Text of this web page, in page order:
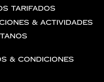
Tarifados
& Actividades
& Condiciones